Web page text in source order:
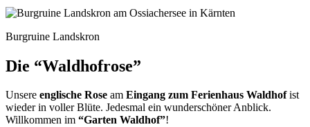
Burgruine Landskron
Die “Waldhofrose”
Unsere englische Rose am Eingang zum Ferienhaus Waldhofist
wieder in voller Blüte. Jedesmal ein wunderschöner Anblick.
Willkommen im “Garten Waldhof”!